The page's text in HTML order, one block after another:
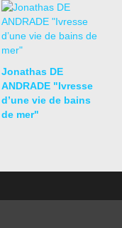
Jonathas DE
ANDRADE "Ivresse
d’une vie de bains
de mer"